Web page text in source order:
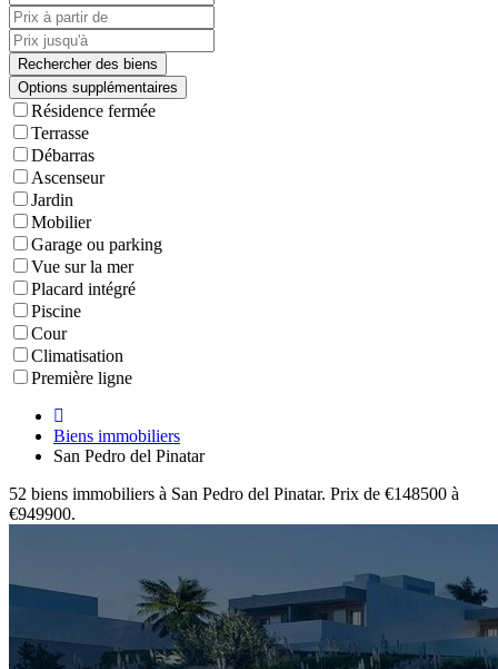
Options supplémentaires
Résidence fermée
Terrasse
Débarras
Ascenseur
Jardin
Mobilier
Garage ou parking
Vue sur la mer
Placard intégré
Piscine
Cour
Climatisation
Première ligne
Biens immobiliers
San Pedro del Pinatar
52 biens immobiliers à San Pedro del Pinatar. Prix de €148500 à
€949900.